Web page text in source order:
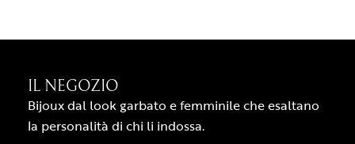
IL NEGOZIO
Bijoux dal look garbato e femminile che esaltano
la personalità di chi li indossa.